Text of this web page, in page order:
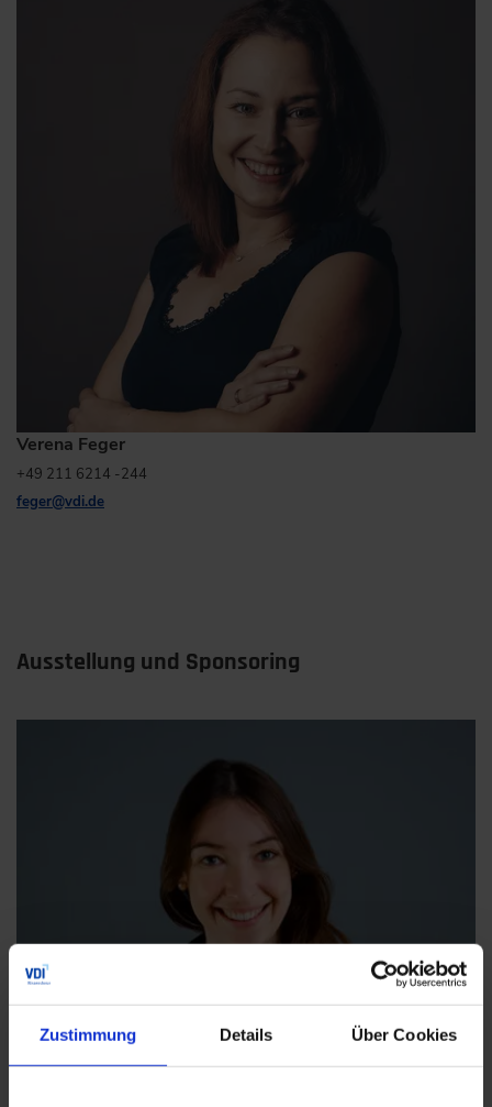
Zustimmung Details Über Cookies
Verena Feger
+49 211 6214 -244
feger@vdi.de
Ausstellung und Sponsoring